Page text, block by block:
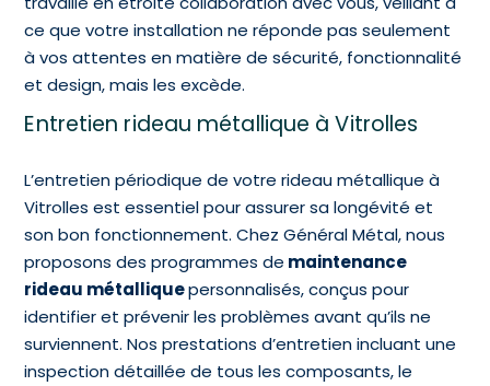
ce que votre installation ne réponde pas seulement
à vos attentes en matière de sécurité, fonctionnalité
et design, mais les excède.
Entretien rideau métallique à Vitrolles
L’entretien périodique de votre rideau métallique à
Vitrolles est essentiel pour assurer sa longévité et
son bon fonctionnement. Chez Général Métal, nous
proposons des programmes de maintenance
rideau métalliquepersonnalisés, conçus pour
identifier et prévenir les problèmes avant qu’ils ne
surviennent. Nos prestations d’entretien incluant une
inspection détaillée de tous les composants, le